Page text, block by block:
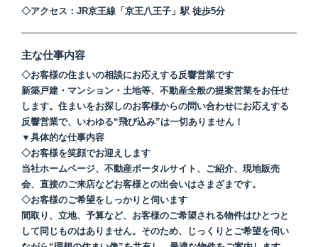
◇アクセス：JR京王線「京王八王子」駅 徒歩5分
主な仕事内容
◇お客様の住まいの相談にお応えする反響営業です
新築戸建・マンション・土地等、不動産全般の提案営業をお任せ
します。住まいをお探しのお客様からの問い合わせにお応えする
反響営業で、いわゆる“飛び込み”は一切ありません！
▼具体的な仕事内容
◇お客様を笑顔でお迎えします
当社ホームページ、不動産ポータルサイト、ご紹介、現地販売
会、直接のご来店などお客様との出会いはさまざまです。
◇お客様のご希望をしっかりと伺います
間取り、立地、予算など、お客様のご希望される物件はひとつと
して同じものはありません。そのため、じっくりとご希望を伺い
プライバシーポリシー